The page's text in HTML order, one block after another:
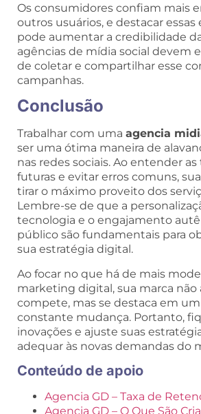
Os consumidores confiam mais
outros usuários, e destacar essas
pode aumentar a credibilidade
agências de mídia social devem
de coletar e compartilhar esse
campanhas.
Conclusão
Trabalhar com uma agencia
ser uma ótima maneira de
nas redes sociais. Ao entender
futuras e evitar erros comuns,
tirar o máximo proveito dos
Lembre-se de que a
tecnologia e o engajamento
público são fundamentais para
sua estratégia digital.
Ao focar no que há de mais
marketing digital, sua marca não
compete, mas se destaca em
constante mudança. Portanto,
inovações e ajuste suas
adequar às novas demandas do
Conteúdo de apoio
Agencia GD – Taxa de
Agencia GD – O Que São